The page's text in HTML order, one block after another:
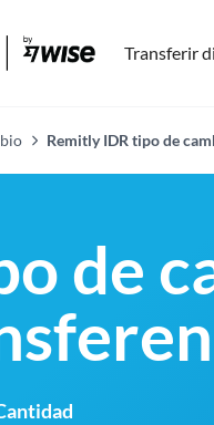
Transferir
Remitly IDR tipo de
de